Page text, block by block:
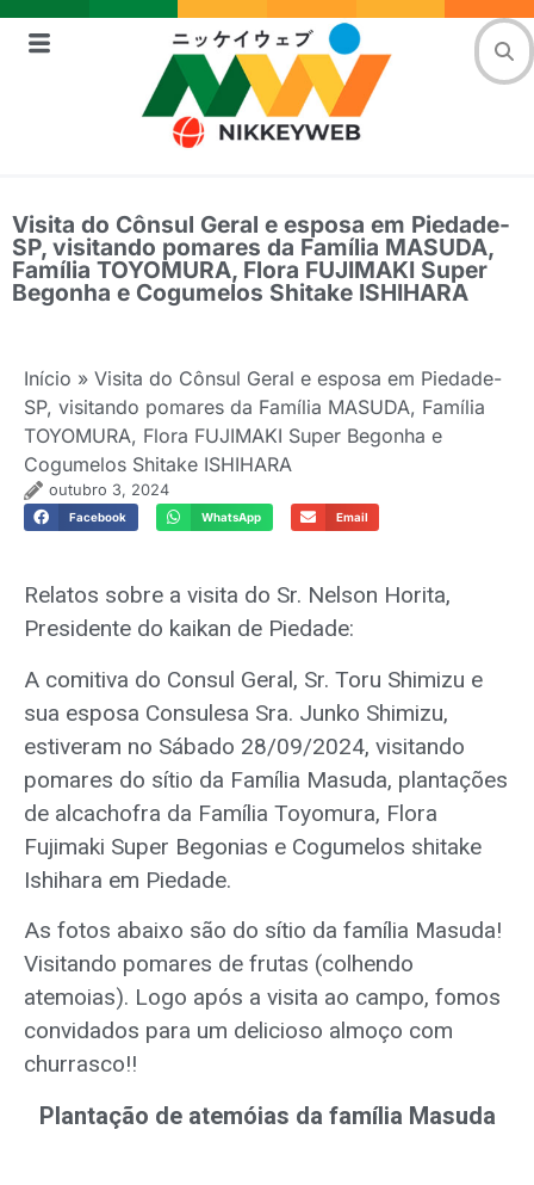
Visita do Cônsul Geral e esposa em Piedade-
SP, visitando pomares da Família MASUDA,
Família TOYOMURA, Flora FUJIMAKI Super
Begonha e Cogumelos Shitake ISHIHARA
Início » Visita do Cônsul Geral e esposa em Piedade-
SP, visitando pomares da Família MASUDA, Família
TOYOMURA, Flora FUJIMAKI Super Begonha e
Cogumelos Shitake ISHIHARA
outubro 3, 2024
Facebook WhatsApp Email
Relatos sobre a visita do Sr. Nelson Horita,
Presidente do kaikan de Piedade:
A comitiva do Consul Geral, Sr. Toru Shimizu e
sua esposa Consulesa Sra. Junko Shimizu,
estiveram no Sábado 28/09/2024, visitando
pomares do sítio da Família Masuda, plantações
de alcachofra da Família Toyomura, Flora
Fujimaki Super Begonias e Cogumelos shitake
Ishihara em Piedade.
As fotos abaixo são do sítio da família Masuda!
Visitando pomares de frutas (colhendo
atemoias). Logo após a visita ao campo, fomos
convidados para um delicioso almoço com
churrasco!!
Plantação de atemóias da família Masuda